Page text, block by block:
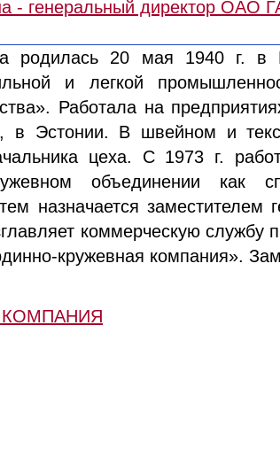
родилась 20 мая 1940 г. в
и легкой
Работала на
в Эстонии. В швейном и
цеха. С 1973 г.
объединении как
назначается заместителем
коммерческую службу
кружевная компания».
КОМПАНИЯ